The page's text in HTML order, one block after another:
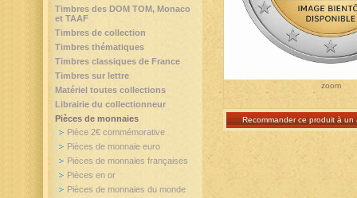
zoom
Recommander ce produit à un
Timbres des DOM TOM, Monaco
et TAAF
Timbres de collection
Timbres thématiques
Timbres classiques de France
Timbres sur lettre
Matériel toutes collections
Librairie du collectionneur
Pièces de monnaies
Pièce 2€ commémorative
Pièces de monnaie euro
Pièces de monnaies françaises
Pièces en or
Pièces de monnaies du monde